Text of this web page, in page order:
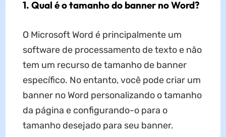
1. Qual é o tamanho do banner no Word?
O Microsoft Word é principalmente um
software de processamento de texto e não
tem um recurso de tamanho de banner
específico. No entanto, você pode criar um
banner no Word personalizando o tamanho
da página e configurando-o para o
tamanho desejado para seu banner.